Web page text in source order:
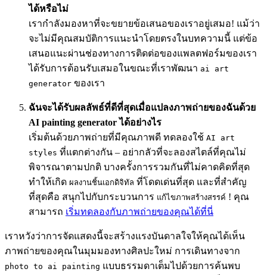
ได้หรือไม่
เรากำลังมองหาที่จะขยายข้อเสนอของเราอยู่เสมอ! แม้ว่า
จะไม่มีคุณสมบัติการแนะนำโดยตรงในบทความนี้ แต่ข้อ
เสนอแนะผ่านช่องทางการติดต่อของแพลตฟอร์มของเรา
ได้รับการต้อนรับเสมอในขณะที่เราพัฒนา ai art
generator ของเรา
ฉันจะได้รับผลลัพธ์ที่ดีที่สุดเมื่อแปลงภาพถ่ายของฉันด้วย
AI painting generator ได้อย่างไร
เริ่มต้นด้วยภาพถ่ายที่มีคุณภาพดี ทดลองใช้ AI art
styles ที่แตกต่างกัน – อย่ากลัวที่จะลองสไตล์ที่คุณไม่
พิจารณาตามปกติ บางครั้งการรวมกันที่ไม่คาดคิดที่สุด
ทำให้เกิด ผลงานชิ้นเอกดิจิทัล ที่โดดเด่นที่สุด และที่สำคัญ
ที่สุดคือ สนุกไปกับกระบวนการ แก้ไขภาพสร้างสรรค์ ! คุณ
สามารถ เริ่มทดลองกับภาพถ่ายของคุณได้ที่นี่
เราหวังว่าการจัดแสดงนี้จะสร้างแรงบันดาลใจให้คุณได้เห็น
ภาพถ่ายของคุณในมุมมองทางศิลปะใหม่ การเดินทางจาก
photo to ai painting แบบธรรมดาเต็มไปด้วยการค้นพบ